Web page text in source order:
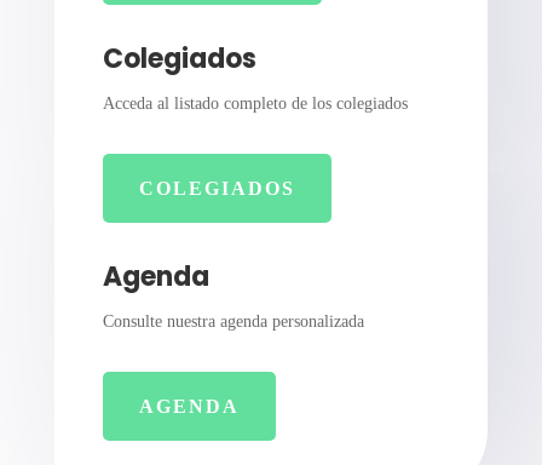
Colegiados
Acceda al listado completo de los colegiados
COLEGIADOS
Agenda
Consulte nuestra agenda personalizada
AGENDA